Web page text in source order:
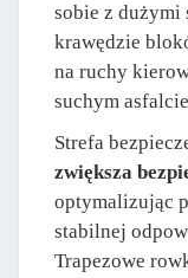
sobie z dużymi
krawędzie
na ruchy
suchym
Strefa
zwiększa
optymalizując
stabilnej
Trapezowe